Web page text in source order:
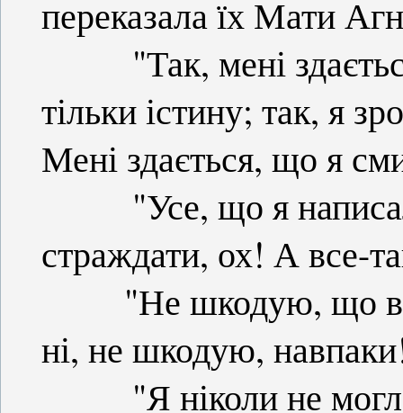
переказала їх Мати
"Так, мені
тільки істину; так, я
Мені здається, що я
"Усе, що я
страждати, ох! А все-
"Не шкодую, що
ні, не шкодую,
"Я ніколи не